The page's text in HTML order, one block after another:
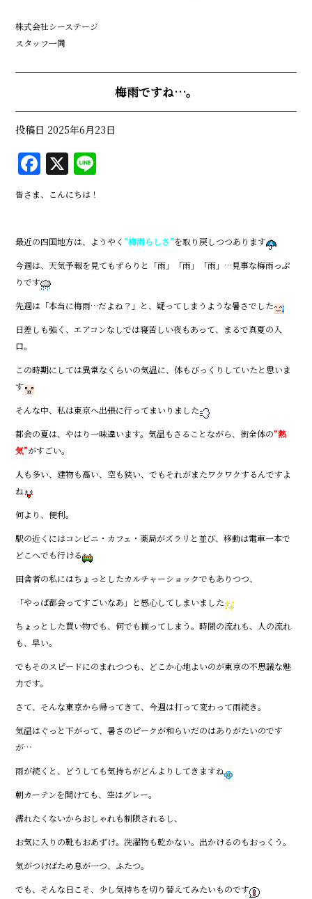
株式会社シーステージ
スタッフ一同
梅雨ですね…。
投稿日 2025年6月23日
F
a
c
e
b
o
o
k
X
皆さま、こんにちは！
最近の四国地方は、ようやく “梅雨らしさ”を取り戻しつつあります
今週は、天気予報を見てもずらりと「雨」「雨」「雨」…見事な梅雨っぷ
りです
先週は「本当に梅雨…だよね？」と、疑ってしまうような暑さでした
日差しも強く、エアコンなしでは寝苦しい夜もあって、まるで真夏の入
口。
この時期にしては異常なくらいの気温に、体もびっくりしていたと思いま
す
そんな中、私は東京へ出張に行ってまいりました
都会の夏は、やはり一味違います。気温もさることながら、街全体の“熱
気”がすごい。
人も多い、建物も高い、空も狭い、でもそれがまたワクワクするんですよ
ね
何より、便利。
駅の近くにはコンビニ・カフェ・薬局がズラリと並び、移動は電車一本で
どこへでも行ける
田舎者の私にはちょっとしたカルチャーショックでもありつつ、
「やっぱ都会ってすごいなあ」と感心してしまいました
ちょっとした買い物でも、何でも揃ってしまう。時間の流れも、人の流れ
も、早い。
でもそのスピードにのまれつつも、どこか心地よいのが東京の不思議な魅
力です。
さて、そんな東京から帰ってきて、今週は打って変わって雨続き。
気温はぐっと下がって、暑さのピークが和らいだのはありがたいのです
が…
雨が続くと、どうしても気持ちがどんよりしてきますね
朝カーテンを開けても、空はグレー。
濡れたくないからおしゃれも制限されるし、
お気に入りの靴もおあずけ。洗濯物も乾かない。出かけるのもおっくう。
気がつけばため息が一つ、ふたつ。
でも、そんな日こそ、少し気持ちを切り替えてみたいものです